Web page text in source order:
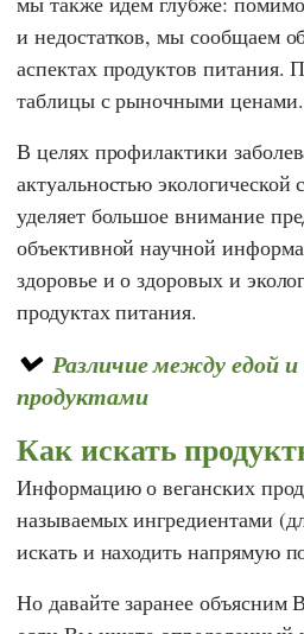
и недостатков, мы сообщаем
аспектах продуктов питания.
таблицы с рыночными ценами.
В целях профилактики
актуальностью
уделяет большое внимание
объективной научной
здоровье и о здоровых и
продуктах питания.
Различие между едой
продуктами
Как искать
Информацию о веганских
называемых ингредиентами
искать и находить напрямую
Но давайте заранее объясним